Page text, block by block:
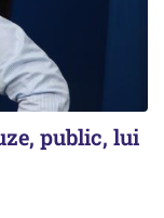
public, lui